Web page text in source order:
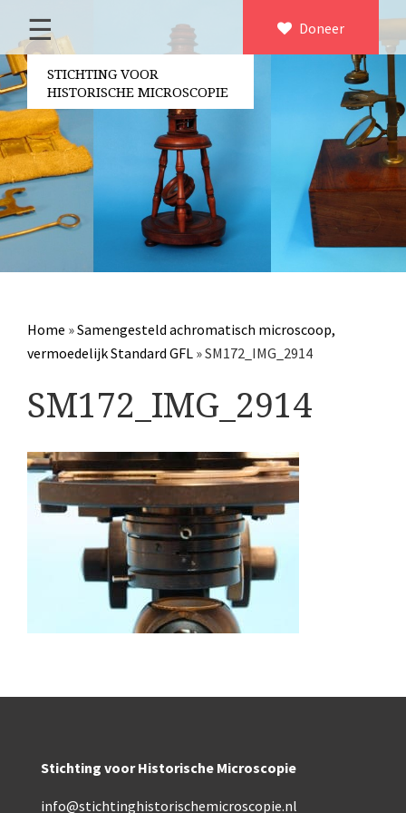
×
Home
Over ons
Contact
Bestuur
Vrijwilligers
Partners
Jaarverslagen
Microscopen
Overige optische instrumenten
Elektrische meetapparatuur
Boeken
Divers
Makers
Images
Culpeper (ca. 1735)
Cuff (ca. 1745)
volgens Culpeper (1750-1780)
Doneer
☰
STICHTING VOOR
HISTORISCHE MICROSCOPIE
Home »Samengesteld achromatisch microscoop,
vermoedelijk Standard GFL »SM172_IMG_2914
SM172_IMG_2914
Stichting voor Historische Microscopie
info@stichtinghistorischemicroscopie.nl